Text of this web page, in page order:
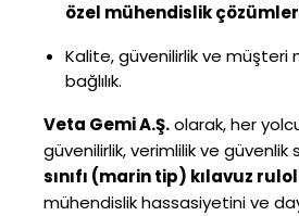
özel mühendislik
Kalite, güvenilirlik ve müşteri
bağlılık.
Veta Gemi A.Ş.olarak, her
güvenilirlik, verimlilik ve güvenlik
sınıfı (marin tip) kılavuz
mühendislik hassasiyetini ve